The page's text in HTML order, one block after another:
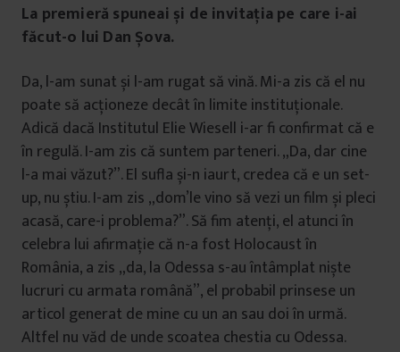
La premieră spuneai și de invitația pe care i-ai
făcut-o lui Dan Șova.
Da, l-am sunat și l-am rugat să vină. Mi-a zis că el nu
poate să acționeze decât în limite instituționale.
Adică dacă Institutul Elie Wiesell i-ar fi confirmat că e
în regulă. I-am zis că suntem parteneri. „Da, dar cine
l-a mai văzut?”. El sufla și-n iaurt, credea că e un set-
up, nu știu. I-am zis „dom’le vino să vezi un film și pleci
acasă, care-i problema?”. Să fim atenți, el atunci în
celebra lui afirmație că n-a fost Holocaust în
România, a zis „da, la Odessa s-au întâmplat niște
lucruri cu armata română”, el probabil prinsese un
articol generat de mine cu un an sau doi în urmă.
Altfel nu văd de unde scoatea chestia cu Odessa.